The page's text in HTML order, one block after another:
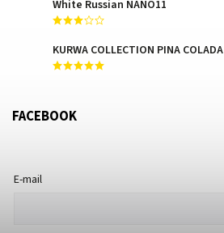
White Russian NANO11
KURWA COLLECTION PINA
FACEBOOK
E-mail